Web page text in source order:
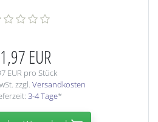
EUR
EUR pro Stück
zzgl. Versandkosten
3-4 Tage*